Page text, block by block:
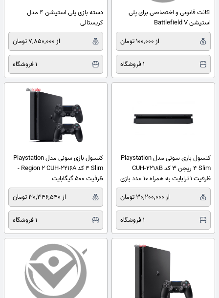
اکانت قانونی و اختصاصی برای پلی
استیشن Battlefield V
از 100,000 تومان
1 فروشگاه
دسته بازی پلی استیشن 4 مدل
کریستالی
از 7,850,000 تومان
1 فروشگاه
کنسول بازی سونی مدل Playstation
4 Slim ریجن 3 کد CUH-2218B
ظرفیت 1 ترابایت به همراه 10 عدد بازی
از 30,200,000 تومان
1 فروشگاه
کنسول بازی سونی مدل Playstation
4 Slim کد Region 2 CUH-2216A -
ظرفیت 500 گیگابایت
از 30,346,540 تومان
1 فروشگاه